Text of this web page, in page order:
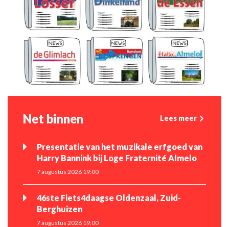
Net binnen Lees meer
Presentatie van het muzikale erfgoed van
Harry Bannink bij Loge Fraternité Almelo
7 augustus 2026 19:00
46ste Fiets4daagse Oldenzaal, Zuid-
Berghuizen
7 augustus 2026 19:00